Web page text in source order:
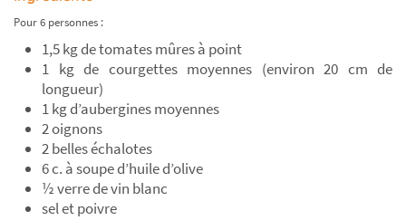
Pour 6 personnes :
1,5 kg de tomates mûres à point
1 kg de courgettes moyennes (environ 20 cm de
longueur)
1 kg d’aubergines moyennes
2 oignons
2 belles échalotes
6 c. à soupe d’huile d’olive
½ verre de vin blanc
sel et poivre